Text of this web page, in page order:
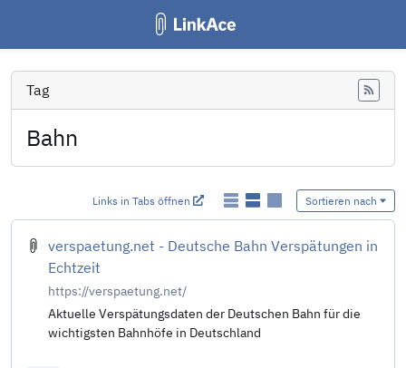
Tag
Bahn
Links in Tabs öffnen Sortieren nach
verspaetung.net - Deutsche Bahn Verspätungen in
Echtzeit
https://verspaetung.net/
Aktuelle Verspätungsdaten der Deutschen Bahn für die
wichtigsten Bahnhöfe in Deutschland